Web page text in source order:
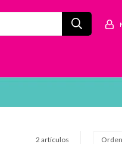
2 artículos